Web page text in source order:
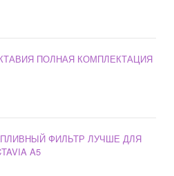
ПОЛНАЯ КОМПЛЕКТАЦИЯ
ФИЛЬТР ЛУЧШЕ ДЛЯ
A5